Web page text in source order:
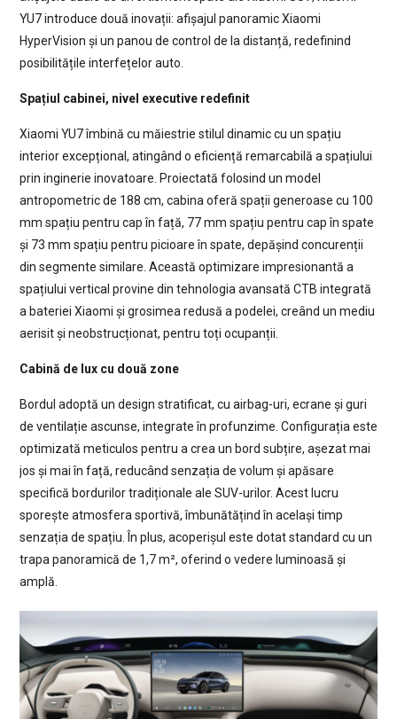
YU7 introduce două inovații: afișajul panoramic Xiaomi
HyperVision și un panou de control de la distanță, redefinind
posibilitățile interfețelor auto.
Spațiul cabinei, nivel executive redefinit
Xiaomi YU7 îmbină cu măiestrie stilul dinamic cu un spațiu
interior excepțional, atingând o eficiență remarcabilă a spațiului
prin inginerie inovatoare. Proiectată folosind un model
antropometric de 188 cm, cabina oferă spații generoase cu 100
mm spațiu pentru cap în față, 77 mm spațiu pentru cap în spate
și 73 mm spațiu pentru picioare în spate, depășind concurenții
din segmente similare. Această optimizare impresionantă a
spațiului vertical provine din tehnologia avansată CTB integrată
a bateriei Xiaomi și grosimea redusă a podelei, creând un mediu
aerisit și neobstrucționat, pentru toți ocupanții.
Cabină de lux cu două zone
Bordul adoptă un design stratificat, cu airbag-uri, ecrane și guri
de ventilație ascunse, integrate în profunzime. Configurația este
optimizată meticulos pentru a crea un bord subțire, așezat mai
jos și mai în față, reducând senzația de volum și apăsare
specifică bordurilor tradiționale ale SUV-urilor. Acest lucru
sporește atmosfera sportivă, îmbunătățind în același timp
senzația de spațiu. În plus, acoperișul este dotat standard cu un
trapa panoramică de 1,7 m², oferind o vedere luminoasă și
amplă.